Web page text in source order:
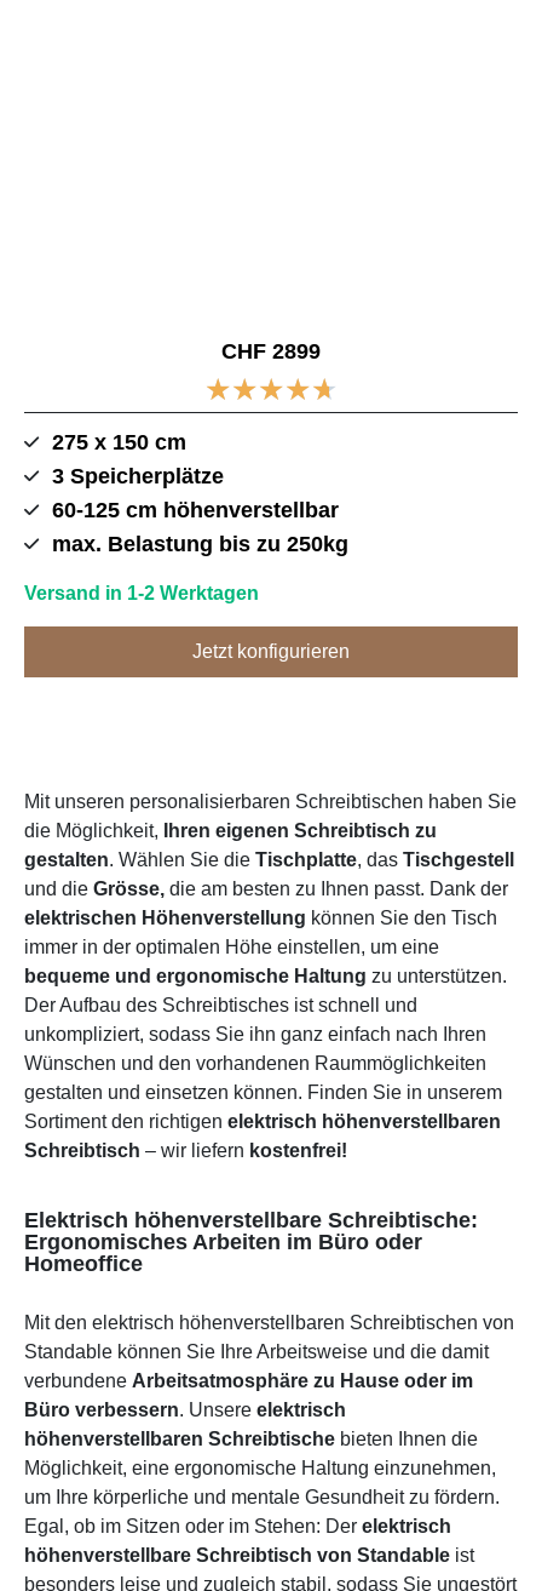
CHF 2899
★★★★★
275 x 150 cm
3 Speicherplätze
60-125 cm höhenverstellbar
max. Belastung bis zu 250kg
Versand in 1-2 Werktagen
Jetzt konfigurieren
Mit unseren personalisierbaren Schreibtischen haben Sie
die Möglichkeit,
Ihren eigenen Schreibtisch zu
gestalten. Wählen Sie die Tischplatte, das Tischgestell
und die Grösse, die am besten zu Ihnen passt. Dank der
elektrischen Höhenverstellung können Sie den Tisch
immer in der optimalen Höhe einstellen, um eine
bequeme und ergonomische Haltung zu unterstützen.
Der Aufbau des Schreibtisches ist schnell und
unkompliziert, sodass Sie ihn ganz einfach nach Ihren
Wünschen und den vorhandenen Raummöglichkeiten
gestalten und einsetzen können. Finden Sie in unserem
Sortiment den richtigen elektrisch höhenverstellbaren
Schreibtisch – wir liefern kostenfrei!
Elektrisch höhenverstellbare Schreibtische:
Ergonomisches Arbeiten im Büro oder
Homeoffice
Mit den elektrisch höhenverstellbaren Schreibtischen von
Standable können Sie Ihre Arbeitsweise und die damit
verbundene Arbeitsatmosphäre zu Hause oder im
Büro verbessern. Unsere elektrisch
höhenverstellbaren Schreibtische bieten Ihnen die
Möglichkeit, eine ergonomische Haltung einzunehmen,
um Ihre körperliche und mentale Gesundheit zu fördern.
Egal, ob im Sitzen oder im Stehen: Der elektrisch
höhenverstellbare Schreibtisch von Standable ist
besonders leise und zugleich stabil, sodass Sie ungestört